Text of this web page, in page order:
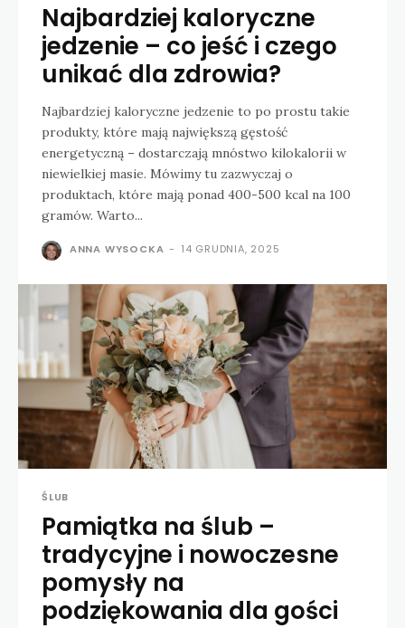
Najbardziej kaloryczne
jedzenie – co jeść i czego
unikać dla zdrowia?
Najbardziej kaloryczne jedzenie to po prostu takie
produkty, które mają największą gęstość
energetyczną – dostarczają mnóstwo kilokalorii w
niewielkiej masie. Mówimy tu zazwyczaj o
produktach, które mają ponad 400-500 kcal na 100
gramów. Warto...
ANNA WYSOCKA - 14 GRUDNIA, 2025
ŚLUB
Pamiątka na ślub –
tradycyjne i nowoczesne
pomysły na
podziękowania dla gości